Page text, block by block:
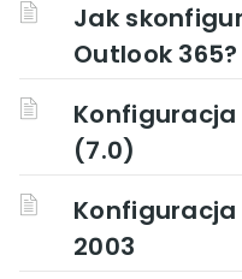
Jak
Outlook 365?
(7.0)
2003